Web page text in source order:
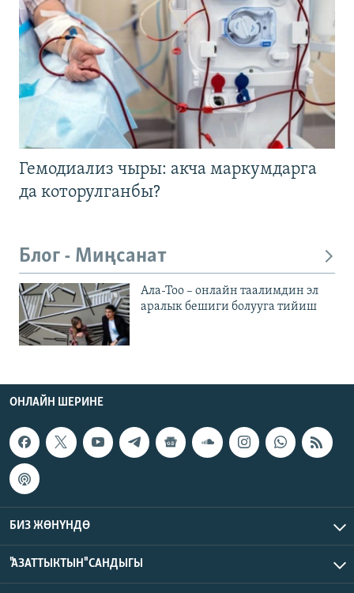
Гемодиализ чыры: акча маркумдарга
да которулганбы?
Блог - Миңсанат
Ала-Тоо – онлайн таалимдин эл
аралык бешиги болууга тийиш
ОНЛАЙН ШЕРИНЕ
БИЗ ЖӨНҮНДӨ
"АЗАТТЫКТЫН" САНДЫГЫ